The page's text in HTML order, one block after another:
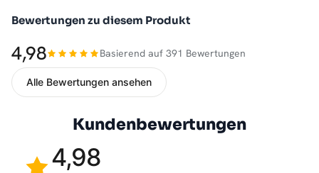
Bewertungen zu diesem Produkt
4,98 Basierend auf 391 Bewertungen
Alle Bewertungen ansehen
Kundenbewertungen
4,98